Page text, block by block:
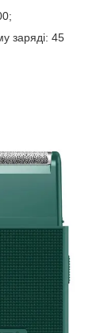
заряді: 45